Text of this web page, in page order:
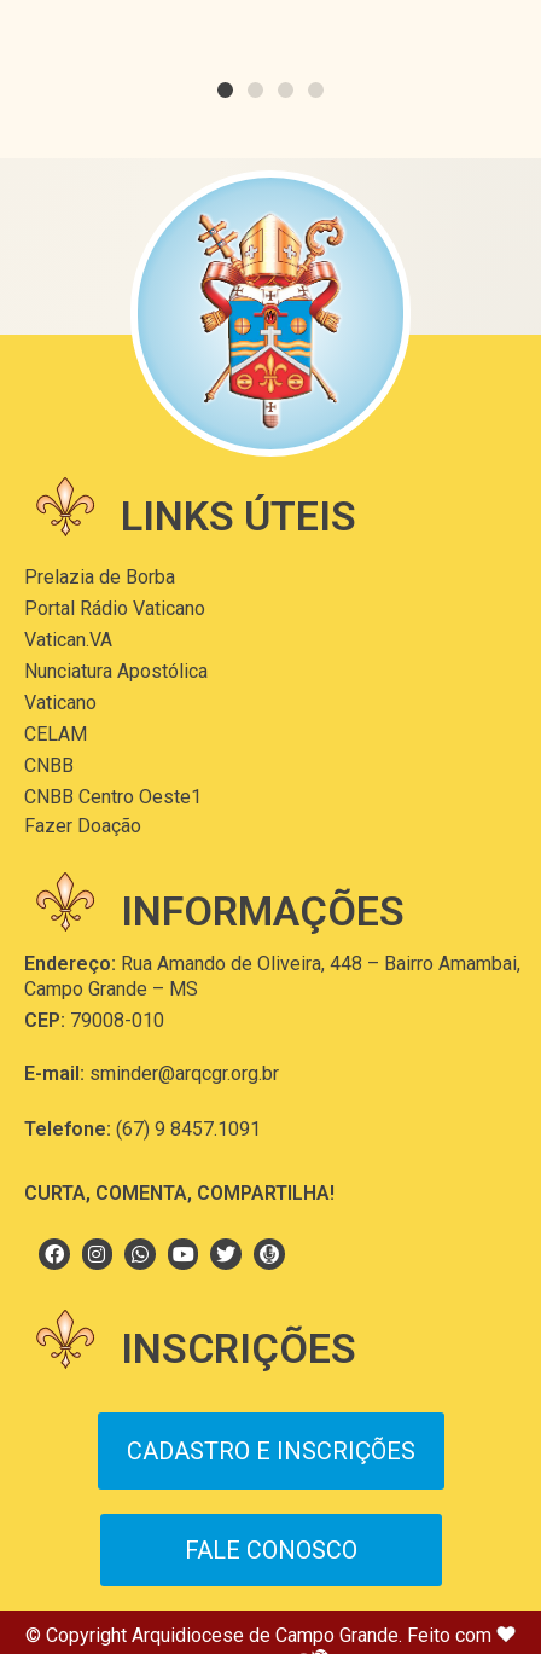
LINKS ÚTEIS
Prelazia de Borba
Portal Rádio Vaticano
Vatican.VA
Nunciatura Apostólica
Vaticano
CELAM
CNBB
CNBB Centro Oeste1
Fazer Doação
INFORMAÇÕES
Endereço: Rua Amando de Oliveira, 448 – Bairro Amambai,
Campo Grande – MS
CEP: 79008-010
E-mail: sminder@arqcgr.org.br
Telefone: (67) 9 8457.1091
CURTA, COMENTA, COMPARTILHA!
INSCRIÇÕES
CADASTRO E INSCRIÇÕES
FALE CONOSCO
© Copyright Arquidiocese de Campo Grande. Feito com